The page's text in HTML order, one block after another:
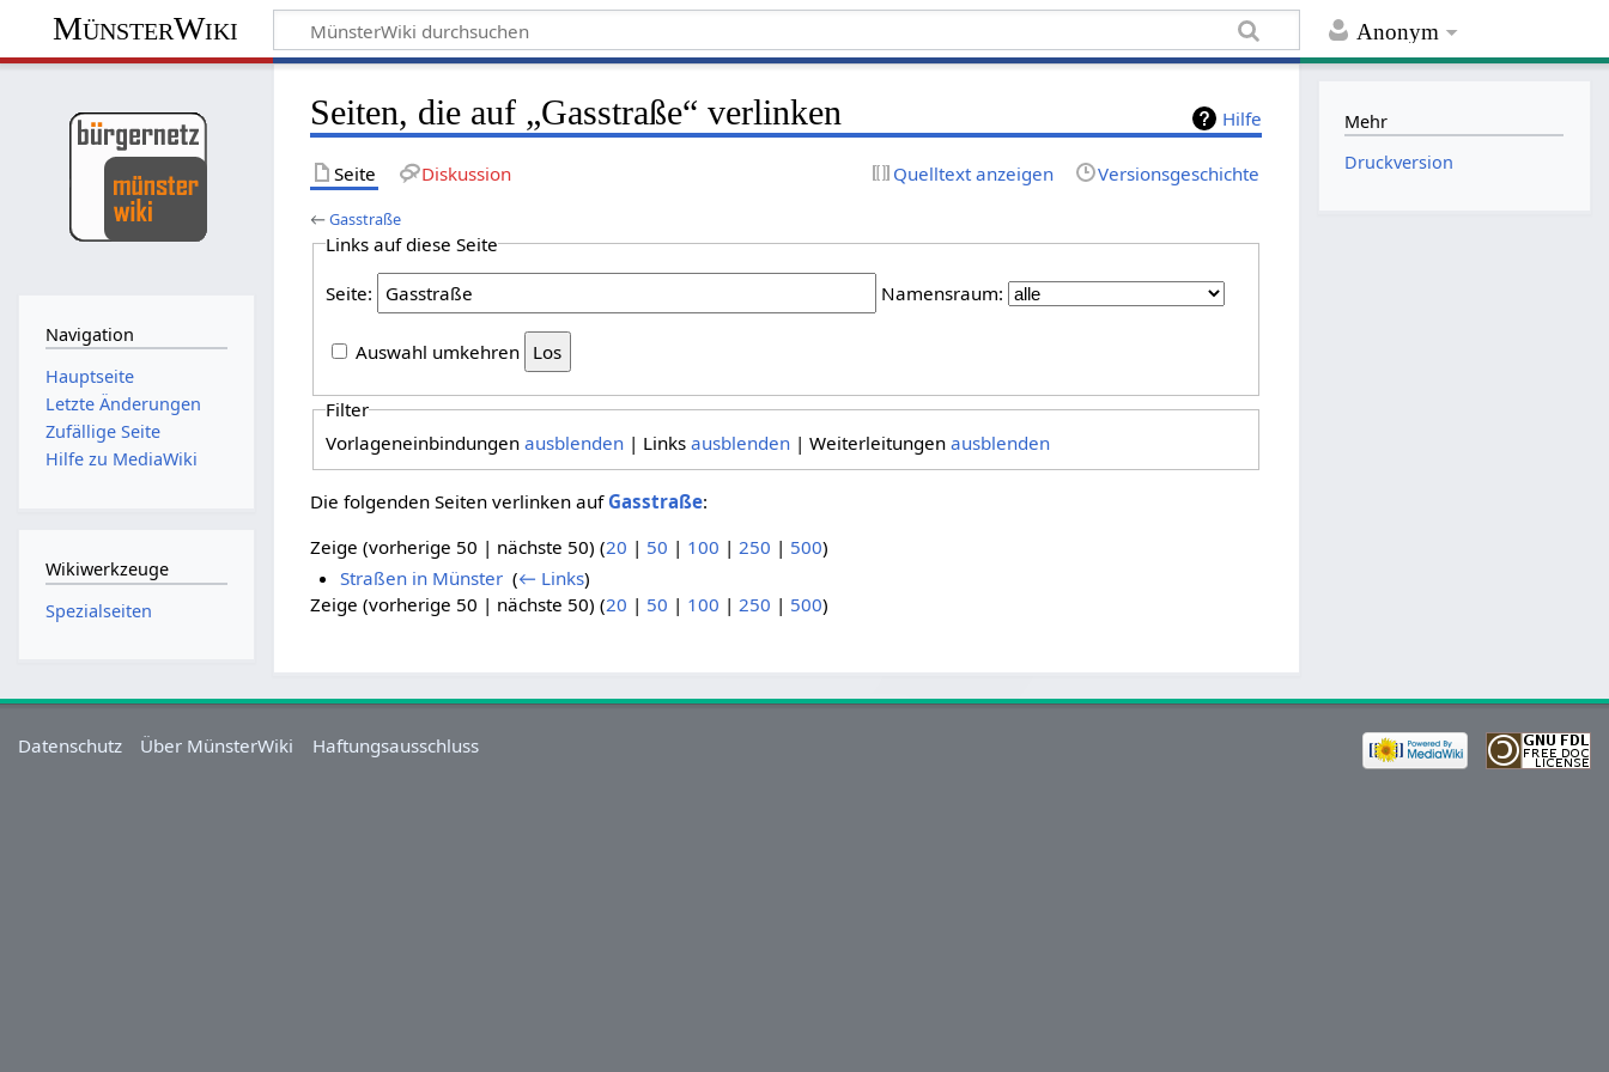
Anonym
MünsterWiki
Hilfe
Seiten, die auf „Gasstraße“ verlinken
Seite Diskussion Quelltext anzeigen Versionsgeschichte
←Gasstraße
Links auf diese Seite
Seite: Namensraum:
Auswahl umkehren
Filter
Vorlageneinbindungen ausblenden| Links ausblenden| Weiterleitungen ausblenden
Die folgenden Seiten verlinken auf Gasstraße:
Zeige (vorherige 50 | nächste 50) (20 | 50 | 100 | 250 | 500)
Straßen in Münster‎ (← Links)
Zeige (vorherige 50 | nächste 50) (20 | 50 | 100 |250 | 500)
Navigation
Hauptseite
Letzte Änderungen
Zufällige Seite
Hilfe zu MediaWiki
Wikiwerkzeuge
Spezialseiten
Mehr
Druckversion
Datenschutz Über MünsterWiki Haftungsausschluss